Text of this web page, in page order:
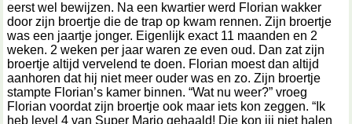
eerst wel bewijzen. Na een kwartier werd Florian wakker
door zijn broertje die de trap op kwam rennen. Zijn broertje
was een jaartje jonger. Eigenlijk exact 11 maanden en 2
weken. 2 weken per jaar waren ze even oud. Dan zat zijn
broertje altijd vervelend te doen. Florian moest dan altijd
aanhoren dat hij niet meer ouder was en zo. Zijn broertje
stampte Florian’s kamer binnen. “Wat nu weer?” vroeg
Florian voordat zijn broertje ook maar iets kon zeggen. “Ik
heb level 4 van Super Mario gehaald! Die kon jij niet halen